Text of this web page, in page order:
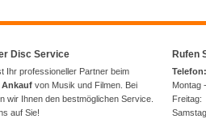
Disc Service
Ihr professioneller Partner beim
Ankauf von Musik und Filmen. Bei
wir Ihnen den bestmöglichen Service.
auf Sie!
Rufen
Montag